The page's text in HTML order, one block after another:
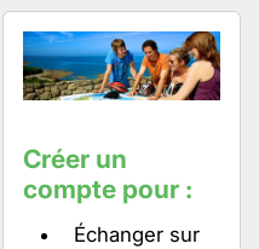
Créer un
compte pour :
Échanger sur